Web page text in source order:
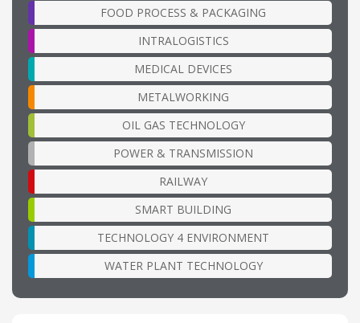
FOOD PROCESS & PACKAGING
INTRALOGISTICS
MEDICAL DEVICES
METALWORKING
OIL GAS TECHNOLOGY
POWER & TRANSMISSION
RAILWAY
SMART BUILDING
TECHNOLOGY 4 ENVIRONMENT
WATER PLANT TECHNOLOGY